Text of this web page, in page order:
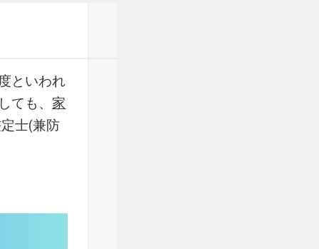
といわれ
ても、 家
士(兼防